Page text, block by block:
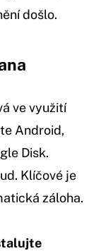
došlo.
ve využití
Android,
Disk.
Klíčové je
záloha.